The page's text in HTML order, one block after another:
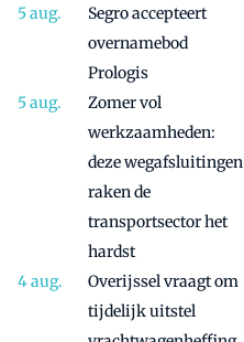
Segro accepteert
overnamebod
Prologis
Zomer vol
werkzaamheden:
deze wegafsluitingen
raken de
transportsector het
hardst
Overijssel vraagt om
tijdelijk uitstel